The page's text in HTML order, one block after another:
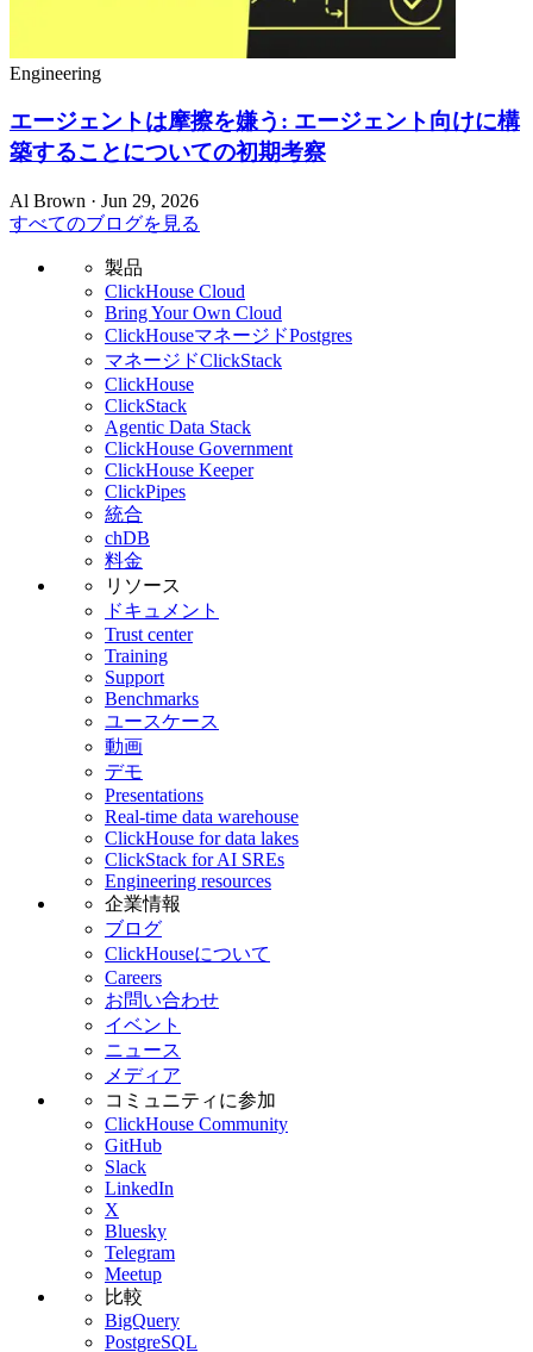
Engineering
エージェントは摩擦を嫌う: エージェント向けに構
築することについての初期考察
Al Brown · Jun 29, 2026
すべてのブログを見る
製品
ClickHouse Cloud
Bring Your Own Cloud
ClickHouseマネージドPostgres
マネージドClickStack
ClickHouse
ClickStack
Agentic Data Stack
ClickHouse Government
ClickHouse Keeper
ClickPipes
統合
chDB
料金
リソース
ドキュメント
Trust center
Training
Support
Benchmarks
ユースケース
動画
デモ
Presentations
Real-time data warehouse
ClickHouse for data lakes
ClickStack for AI SREs
Engineering resources
企業情報
ブログ
ClickHouseについて
Careers
お問い合わせ
イベント
ニュース
メディア
コミュニティに参加
ClickHouse Community
GitHub
Slack
LinkedIn
X
Bluesky
Telegram
Meetup
比較
BigQuery
PostgreSQL